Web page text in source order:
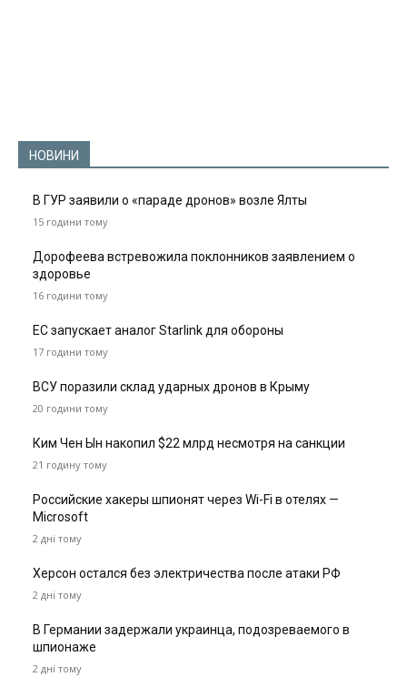
НОВИНИ
В ГУР заявили о «параде дронов» возле Ялты
15 години тому
Дорофеева встревожила поклонников заявлением о
здоровье
16 години тому
ЕС запускает аналог Starlink для обороны
17 години тому
ВСУ поразили склад ударных дронов в Крыму
20 години тому
Ким Чен Ын накопил $22 млрд несмотря на санкции
21 годину тому
Российские хакеры шпионят через Wi-Fi в отелях —
Microsoft
2 дні тому
Херсон остался без электричества после атаки РФ
2 дні тому
В Германии задержали украинца, подозреваемого в
шпионаже
2 дні тому